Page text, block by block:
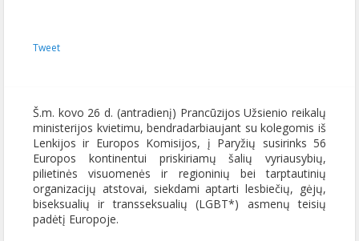
Tweet
Š.m. kovo 26 d. (antradienį) Prancūzijos Užsienio reikalų
ministerijos kvietimu, bendradarbiaujant su kolegomis iš
Lenkijos ir Europos Komisijos, į Paryžių susirinks 56
Europos kontinentui priskiriamų šalių vyriausybių,
pilietinės visuomenės ir regioninių bei tarptautinių
organizacijų atstovai, siekdami aptarti lesbiečių, gėjų,
biseksualių ir transseksualių (LGBT*) asmenų teisių
padėtį Europoje.